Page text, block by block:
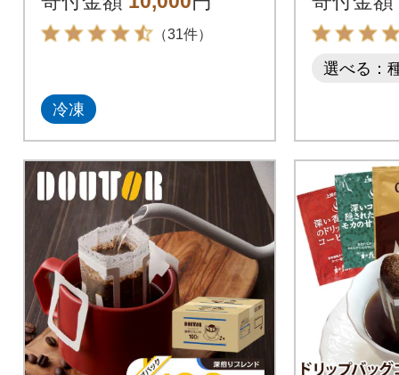
（31件）
冷凍
れんど
選べる：